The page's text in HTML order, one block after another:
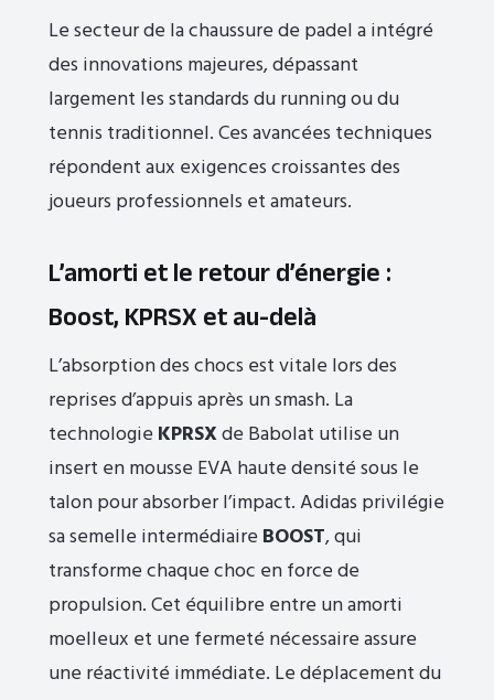
Le secteur de la chaussure de padel a intégré
des innovations majeures, dépassant
largement les standards du running ou du
tennis traditionnel. Ces avancées techniques
répondent aux exigences croissantes des
joueurs professionnels et amateurs.
L’amorti et le retour d’énergie :
Boost, KPRSX et au-delà
L’absorption des chocs est vitale lors des
reprises d’appuis après un smash. La
technologie KPRSXde Babolat utilise un
insert en mousse EVA haute densité sous le
talon pour absorber l’impact. Adidas privilégie
sa semelle intermédiaire BOOST, qui
transforme chaque choc en force de
propulsion. Cet équilibre entre un amorti
moelleux et une fermeté nécessaire assure
une réactivité immédiate. Le déplacement du